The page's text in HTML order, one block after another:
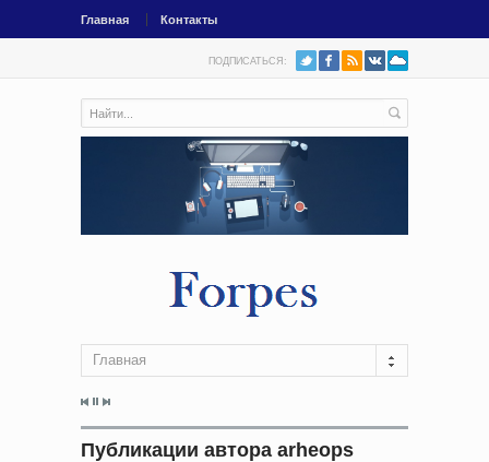
Главная Контакты
ПОДПИСАТЬСЯ:
Главная
Публикации автора arheops